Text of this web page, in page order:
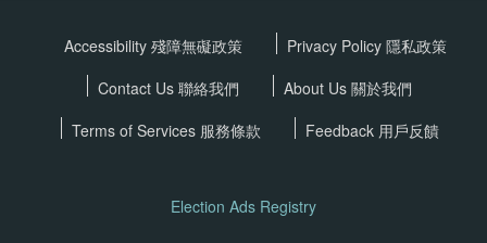
Accessibility 殘障無礙政策 Privacy Policy 隱私政策
Contact Us 聯絡我們
About Us 關於我們
Terms of Services 服務條款 Feedback 用戶反饋
Election Ads Registry